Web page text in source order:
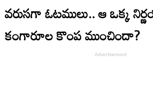
వరుసగా ఓటములు.. ఆ ఒక్క
కంగారూల కొంప ముంచిందా?